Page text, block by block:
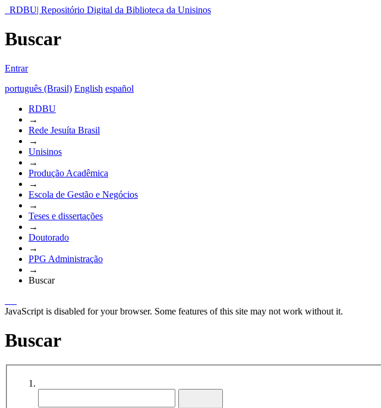
RDBU| Repositório Digital da Biblioteca da Unisinos
Buscar
Entrar
português (Brasil) English español
RDBU
→
Rede Jesuíta Brasil
→
Unisinos
→
Produção Acadêmica
→
Escola de Gestão e Negócios
→
Teses e dissertações
→
Doutorado
→
PPG Administração
→
Buscar
JavaScript is disabled for your browser. Some features of this site may not work without it.
Buscar